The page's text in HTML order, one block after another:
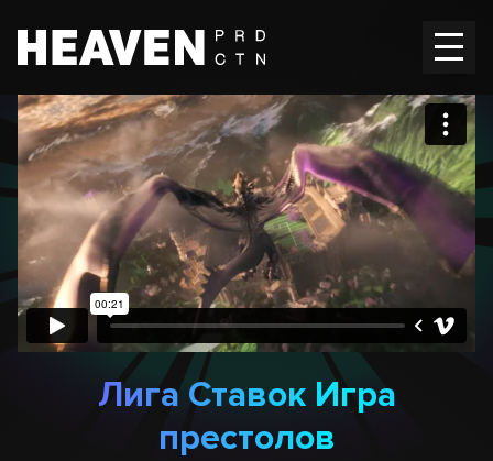
Главная
Работы
Вакансии
Контакты
EnRU
Лига Ставок Игра
престолов